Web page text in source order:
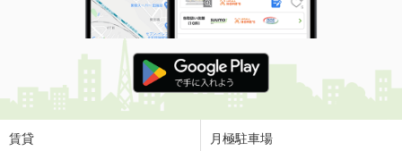
賃貸 月極駐車場